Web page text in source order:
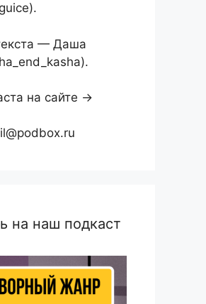
— Даша
на сайте →
на наш подкаст